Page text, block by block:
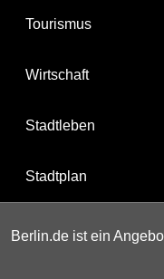
Tourismus
Wirtschaft
Stadtleben
Stadtplan
Berlin.de ist ein